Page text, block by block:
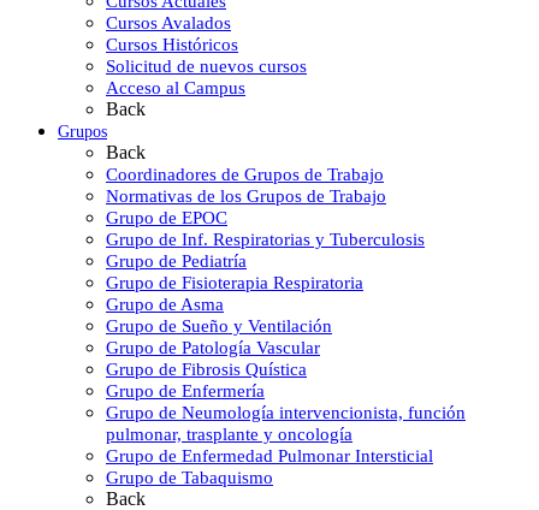
Cursos Avalados
Cursos Históricos
Solicitud de nuevos cursos
Acceso al Campus
Back
Grupos
Back
Coordinadores de Grupos de Trabajo
Normativas de los Grupos de Trabajo
Grupo de EPOC
Grupo de Inf. Respiratorias y Tuberculosis
Grupo de Pediatría
Grupo de Fisioterapia Respiratoria
Grupo de Asma
Grupo de Sueño y Ventilación
Grupo de Patología Vascular
Grupo de Fibrosis Quística
Grupo de Enfermería
Grupo de Neumología intervencionista, función
pulmonar, trasplante y oncología
Grupo de Enfermedad Pulmonar Intersticial
Grupo de Tabaquismo
Back